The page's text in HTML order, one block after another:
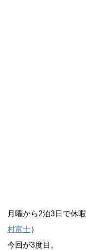
月曜から2泊3日で休
村富士）
今回が3度目。